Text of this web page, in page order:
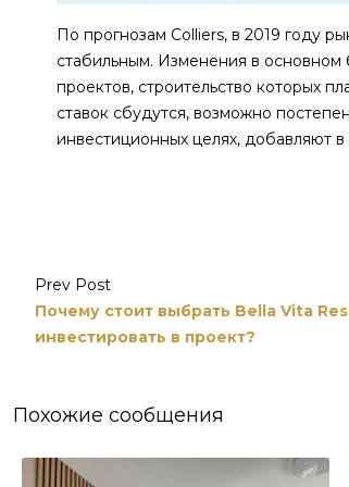
По прогнозам Colliers, в 2019 году
стабильным. Изменения в основном
проектов, строительство которых
ставок сбудутся, возможно
инвестиционных целях, добавляют
Prev Post
Почему стоит выбрать Bella Vita
инвестировать в проект?
Похожие сообщения